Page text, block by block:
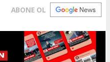
ABONE OL